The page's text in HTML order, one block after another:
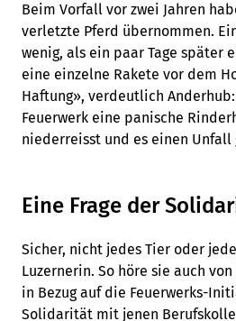
Beim Vorfall vor zwei Jahren
verletzte Pferd übernommen.
wenig, als ein paar Tage später
eine einzelne Rakete vor dem
Haftung», verdeutlich
Feuerwerk eine panische
niederreisst und es einen
Eine Frage der
Sicher, nicht jedes Tier oder
Luzernerin. So höre sie auch
in Bezug auf die Feuerwerks-
Solidarität mit jenen